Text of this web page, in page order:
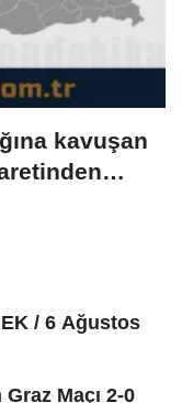
kavuşan
/ 6 Ağustos
Maçı 2-0